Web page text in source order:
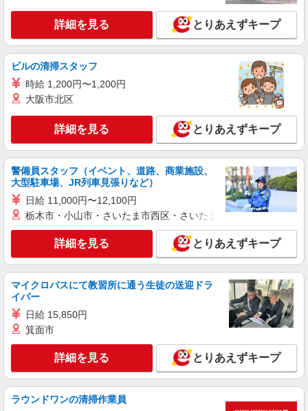
キープ 詳細を見る
派遣社員
株式会社テクノ・サービス/お仕事No/0912058
時給1600円 月収例：328、000円（月収例21日
実働残業代込）（残業・休日出勤手当て等が含ま
れています） 交通費全額支給
群馬県高崎市 ＊車・バイク通勤OK
キープ 詳細を見る
派遣社員
株式会社テクノ・サービス/お仕事No/0898009
フォークリフト作業
時給1350円 月収例：212、000円（月収例21日
実働）（残業・休日出勤手当て等が含まれていま
す） 交通費全額支給
群馬県高崎市 ＊車・バイク通勤OK
キープ 詳細を見る
派遣社員
株式会社テクノ・サービス/お仕事No/0915322
フォークリフト作業
時給1400円 月収例：220、000円（月収例21日
実働）（残業・休日出勤手当て等が含まれていま
す） 交通費全額支給
群馬県高崎市 ＊車・バイク通勤OK
詳細を見る とりあえずキープ
ビルの清掃スタッフ
時給 1,200円〜1,200円
大阪市北区
詳細を見る とりあえずキープ
警備員スタッフ（イベント、道路、商業施設、
大型駐車場、JR列車見張りなど）
日給 11,000円〜12,100円
栃木市・小山市・さいたま市西区・さいたま市岩槻区・久喜市・
詳細を見る とりあえずキープ
マイクロバスにて教習所に通う生徒の送迎ドラ
イバー
日給 15,850円
箕面市
詳細を見る とりあえずキープ
ラウンドワンの清掃作業員